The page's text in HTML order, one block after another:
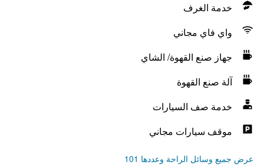
خدمة الغرف
واي فاي مجاني
جهاز صنع القهوة/ الشاي
آلة صنع القهوة
خدمة صف السيارات
موقف سيارات مجاني
عرض جميع وسائل الراحة وعددها 101